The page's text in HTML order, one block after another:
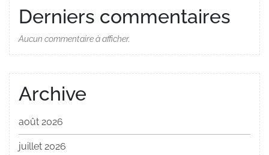
Derniers commentaires
Aucun commentaire à afficher.
Archive
août 2026
juillet 2026